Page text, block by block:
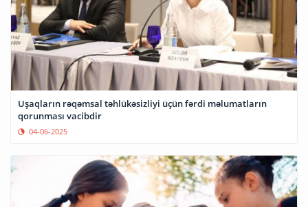
Uşaqların rəqəmsal təhlükəsizliyi üçün fərdi məlumatların
qorunması vacibdir
04-06-2025